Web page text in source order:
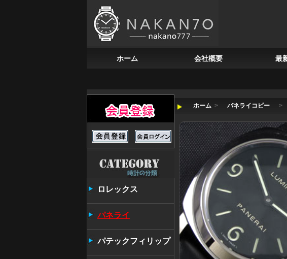
ホーム 会社概要 最
ロレックス
パネライ
パテックフィリップ
ホーム > パネライコピー >